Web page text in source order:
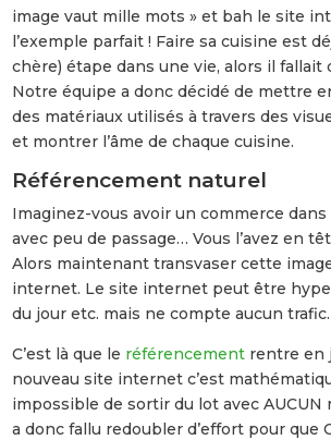
image vaut mille mots » et bah le site
l’exemple parfait ! Faire sa cuisine est
chère) étape dans une vie, alors il fallait
Notre équipe a donc décidé de mettre
des matériaux utilisés à travers des
et montrer l’âme de chaque cuisine.
Référencement naturel
Imaginez-vous avoir un commerce
avec peu de passage… Vous l’avez en
Alors maintenant transvaser cette
internet. Le site internet peut être
du jour etc. mais ne compte aucun
C’est là que le référencement rentre en
nouveau site internet c’est
impossible de sortir du lot avec AUCUN
a donc fallu redoubler d’effort pour que